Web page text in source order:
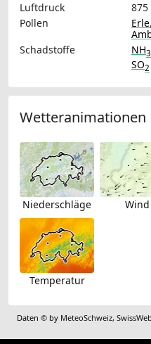
Luftdruck
875
Pollen
Erle,
Schadstoffe
NH3
SO2
Wetteranimationen
Niederschläge Wind
Temperatur
Daten © by MeteoSchweiz,